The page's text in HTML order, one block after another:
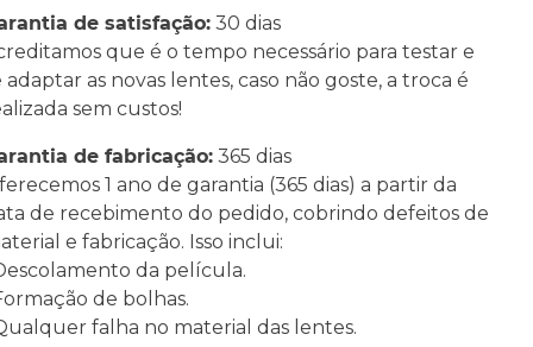
de satisfação:30 dias
que é o tempo necessário para testar e
adaptar as novas lentes, caso não goste, a troca é
sem custos!
de fabricação:365 dias
1 ano de garantia (365 dias) a partir da
de recebimento do pedido, cobrindo defeitos de
e fabricação. Isso inclui:
da película.
de bolhas.
falha no material das lentes.